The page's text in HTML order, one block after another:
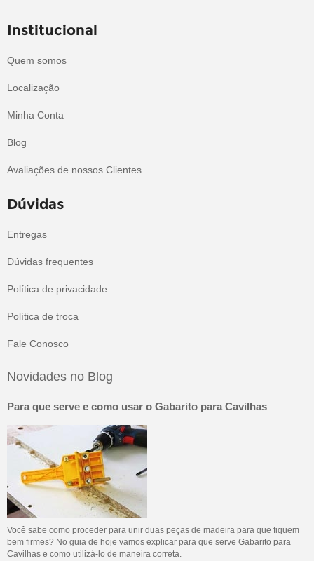
Institucional
Quem somos
Localização
Minha Conta
Blog
Avaliações de nossos Clientes
Dúvidas
Entregas
Dúvidas frequentes
Política de privacidade
Política de troca
Fale Conosco
Novidades no Blog
Para que serve e como usar o Gabarito para Cavilhas
Você sabe como proceder para unir duas peças de madeira para que fiquem
bem firmes? No guia de hoje vamos explicar para que serve Gabarito para
Cavilhas e como utilizá-lo de maneira correta.